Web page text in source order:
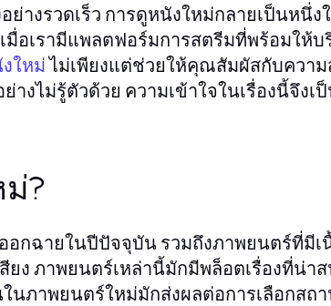
างรวดเร็ว การดูหนังใหม่กลายเป็นหนึ่
มื่อเรามีแพลตฟอร์มการสตรีมที่พร้อมให้บ
ใหม่ไม่เพียงแต่ช่วยให้คุณสัมผัสกับควา
างไม่รู้ตัวด้วย ความเข้าใจในเรื่องนี้จึง
?
กฉายในปีปัจจุบัน รวมถึงภาพยนตร์ที่มีเ
ยง ภาพยนตร์เหล่านี้มักมีพล็อตเรื่องที่น่า
นภาพยนตร์ใหม่มักส่งผลต่อการเลือกสถ